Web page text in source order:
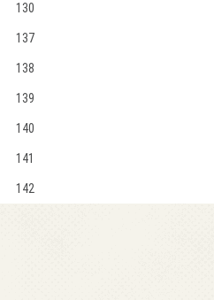
130
137
138
139
140
141
142